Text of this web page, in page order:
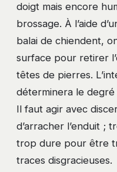
doigt mais encore
brossage. À l’aide
balai de chiendent,
surface pour retirer
têtes de pierres.
déterminera le degré
Il faut agir avec
d’arracher l’enduit ;
trop dure pour être
traces disgracieuses.